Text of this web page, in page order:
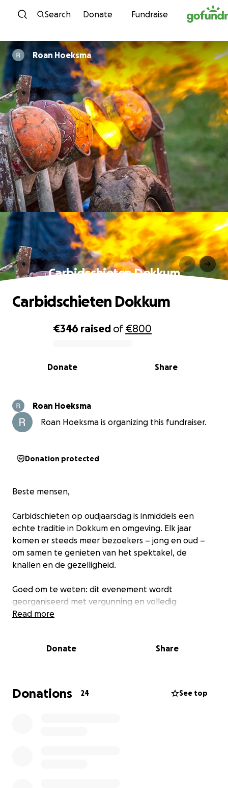
Skip to content
Search Donate Fundraise
Roan Hoeksma
Carbidschieten Dokkum
0% complete
€346 raised of€800
Share
Donate
Carbidschieten Dokkum
Roan Hoeksma
Roan Hoeksma is organizing this fundraiser.
Donation protected
Beste mensen,
Carbidschieten op oudjaarsdag is inmiddels een
echte traditie in Dokkum en omgeving. Elk jaar
komen er steeds meer bezoekers – jong en oud –
om samen te genieten van het spektakel, de
knallen en de gezelligheid.
Goed om te weten: dit evenement wordt
georganiseerd met vergunning en volledig
toegestaan door de gemeente, zodat iedereen
Tot nu toe hebben we altijd een tent gebruikt, maar
dit jaar een grotere, stevige tent neerzetten,
compleet met voorzieningen zodat bezoekers
Read more
Donate Share
Donations 24 See top